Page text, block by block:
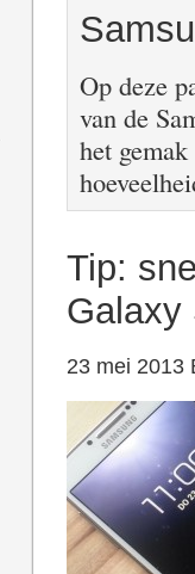
Op deze
van de
het
Tip:
Galaxy
23 mei 2013